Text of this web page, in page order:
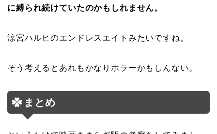
に縛られ続けていたのかもしれません。
涼宮ハルヒのエンドレスエイトみたいですね。
そう考えるとあれもかなりホラーかもしんない。
まとめ